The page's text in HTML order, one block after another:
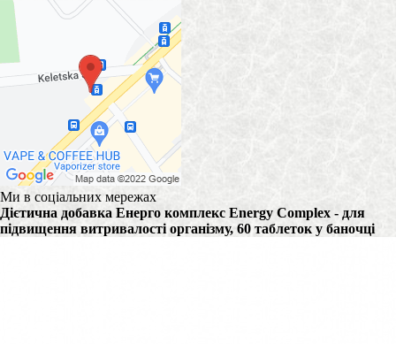
Ми в соціальних мережах
Дієтична добавка Енерго комплекс Energy Complex - для
підвищення витривалості організму, 60 таблеток у баночці